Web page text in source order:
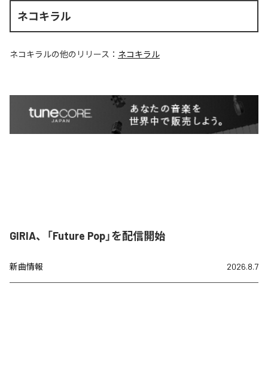
ネコキラル
ネコキラルの他のリリース： ネコキラル
GIRIA、「Future Pop」を配信開始
新曲情報 2026.8.7